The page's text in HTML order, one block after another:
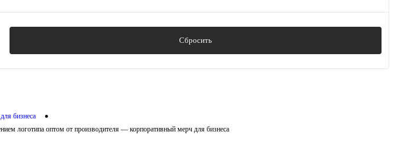
Сбросить
бизнеса •
логотипа оптом от производителя — корпоративный мерч для бизнеса